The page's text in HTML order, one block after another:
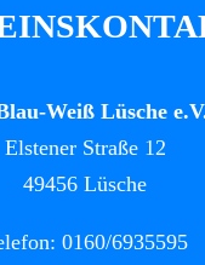
Weiß Lüsche
Elstener Straße 12
49456 Lüsche
0160/6935595